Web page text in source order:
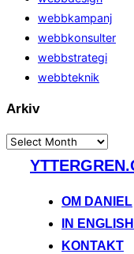
webbkampanj
webbkonsulter
webbstrategi
webbteknik
Arkiv
Arkiv
OM DANIEL
IN ENGLISH
KONTAKT